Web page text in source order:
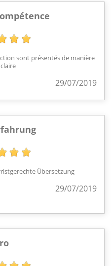
sont présentés de manière
29/07/2019
Übersetzung
29/07/2019